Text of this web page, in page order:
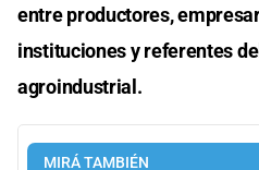
entre productores,
instituciones y referentes
agroindustrial.
MIRÁ TAMBIÉN